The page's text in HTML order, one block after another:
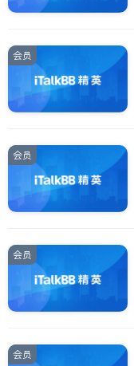
会员
会员
会员
会员